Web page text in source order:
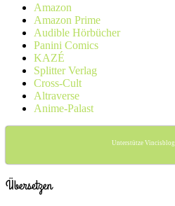
Amazon
Amazon Prime
Audible Hörbücher
Panini Comics
KAZÉ
Splitter Verlag
Cross-Cult
Altraverse
Anime-Palast
Unterstütze Vincisblog
Übersetzen